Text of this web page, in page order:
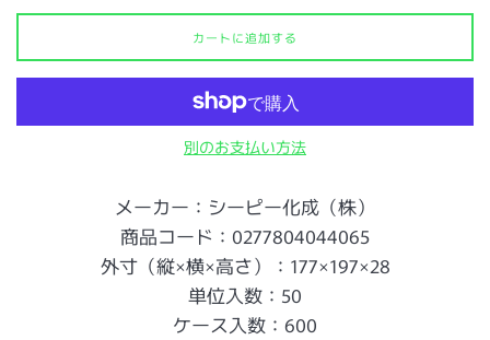
カートに追加する
別のお支払い方法
メーカー：シーピー化成（株）
商品コード：0277804044065
外寸（縦×横×高さ）：177×197×28
単位入数：50
ケース入数：600